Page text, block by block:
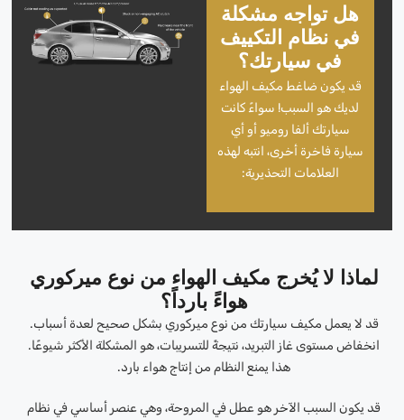
هل تواجه مشكلة
في نظام التكييف
في سيارتك؟
قد يكون ضاغط مكيف الهواء
لديك هو السبب! سواءً كانت
سيارتك ألفا روميو أو أي
سيارة فاخرة أخرى، انتبه لهذه
العلامات التحذيرية:
لماذا لا يُخرج مكيف الهواء من نوع ميركوري
هواءً بارداً؟
قد لا يعمل مكيف سيارتك من نوع ميركوري بشكل صحيح لعدة أسباب.
انخفاض مستوى غاز التبريد، نتيجةً للتسريبات، هو المشكلة الأكثر شيوعًا.
هذا يمنع النظام من إنتاج هواء بارد.
قد يكون السبب الآخر هو عطل في المروحة، وهي عنصر أساسي في نظام